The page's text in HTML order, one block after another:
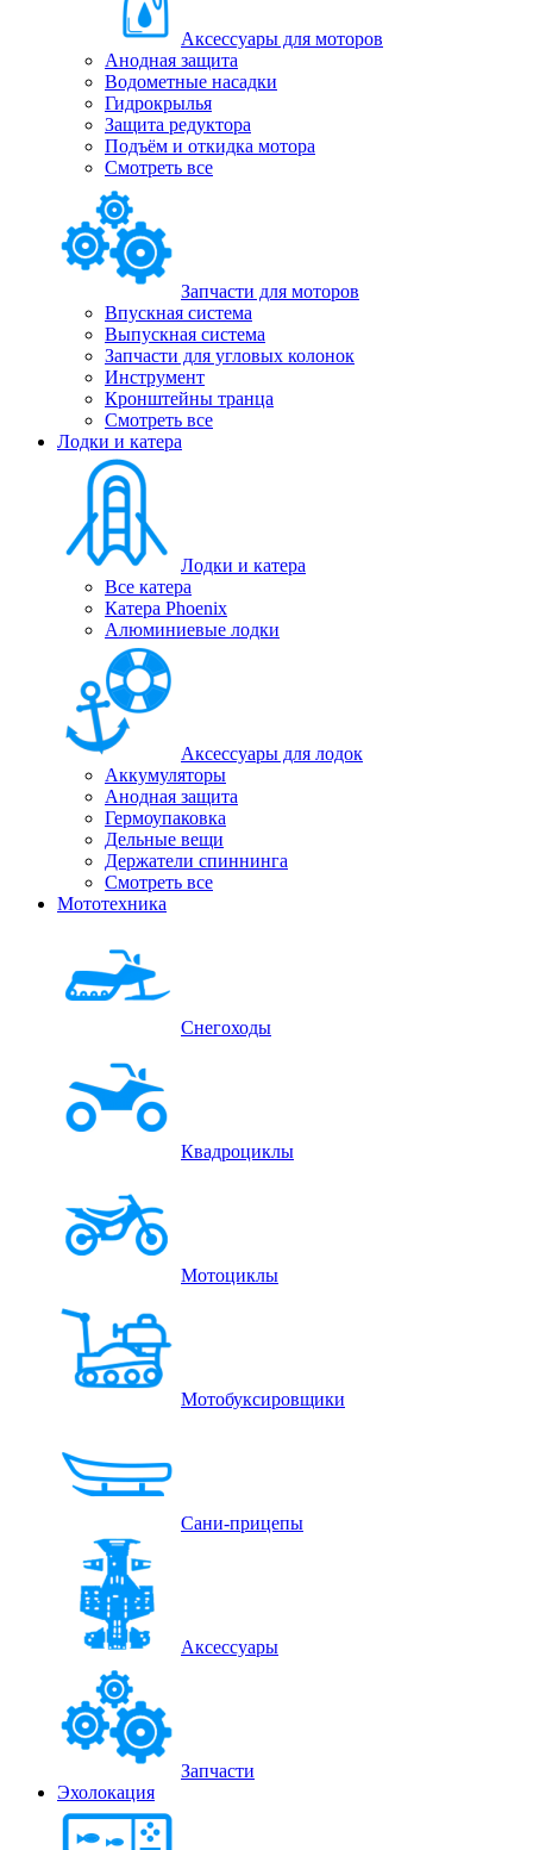
Аксессуары для моторов
Анодная защита
Водометные насадки
Гидрокрылья
Защита редуктора
Подъём и откидка мотора
Смотреть все
Запчасти для моторов
Впускная система
Выпускная система
Запчасти для угловых колонок
Инструмент
Кронштейны транца
Смотреть все
Лодки и катера
Лодки и катера
Все катера
Катера Phoenix
Алюминиевые лодки
Аксессуары для лодок
Аккумуляторы
Анодная защита
Гермоупаковка
Дельные вещи
Держатели спиннинга
Смотреть все
Мототехника
Снегоходы
Квадроциклы
Мотоциклы
Мотобуксировщики
Сани-прицепы
Аксессуары
Запчасти
Эхолокация